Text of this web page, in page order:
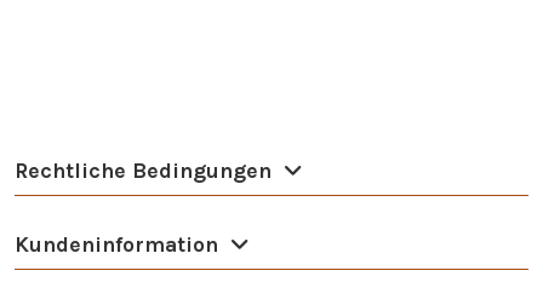
Rechtliche Bedingungen
Kundeninformation